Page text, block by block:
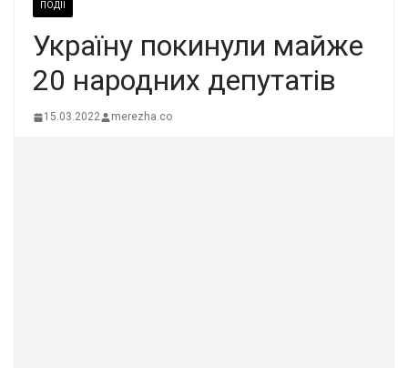
ПОДІЇ
Україну покинули майже
20 народних депутатів
15.03.2022 merezha.co